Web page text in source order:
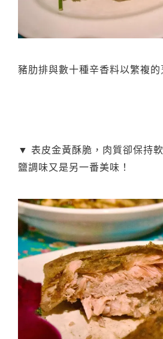
豬肋排與數十種辛香料以繁複
▼ 表皮金黃酥脆，肉質卻保持
鹽調味又是另一番美味！